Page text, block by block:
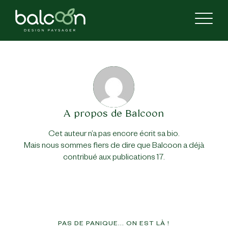
A propos de Balcoon
Cet auteur n’a pas encore écrit sa bio.
Mais nous sommes fiers de dire que Balcoon a déjà
contribué aux publications 17.
PAS DE PANIQUE... ON EST LÀ !